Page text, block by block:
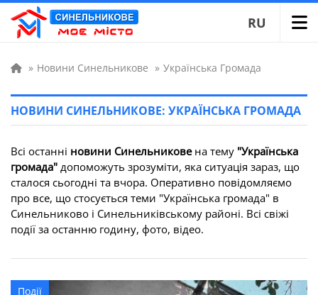
RU
» Новини Синельникове » Українська Громада
НОВИНИ СИНЕЛЬНИКОВЕ: УКРАЇНСЬКА ГРОМАДА
Всі останні новини Синельниковена тему "Українська
громада" допоможуть зрозуміти, яка ситуація зараз, що
сталося сьогодні та вчора. Оперативно повідомляємо
про все, що стосується теми "Українська громада" в
Синельниково і Синельниківському районі. Всі свіжі
події за останню годину, фото, відео.
Події